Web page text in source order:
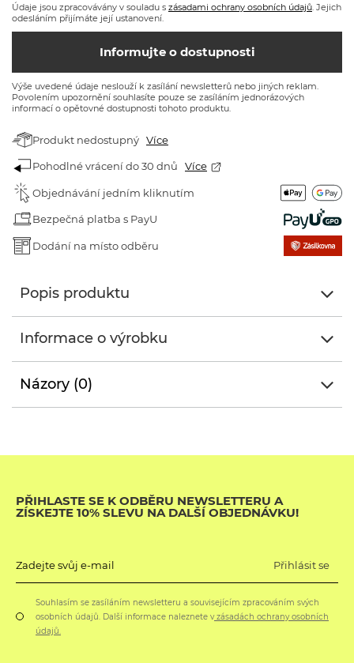
Údaje jsou zpracovávány v souladu s zásadami ochrany osobních údajů. Jejich
odesláním přijímáte její ustanovení.
Informujte o dostupnosti
Výše uvedené údaje neslouží k zasílání newsletterů nebo jiných reklam.
Povolením upozornění souhlasíte pouze se zasíláním jednorázových
informací o opětovné dostupnosti tohoto produktu.
Produkt nedostupný Více
Pohodlné vrácení do 30 dnů Více
Objednávání jedním kliknutím
Bezpečná platba s PayU
Dodání na místo odběru
Popis produktu
Informace o výrobku
Názory (0)
PŘIHLASTE SE K ODBĚRU NEWSLETTERU A
ZÍSKEJTE 10% SLEVU NA DALŠÍ OBJEDNÁVKU!
Zadejte svůj e-mail Přihlásit se
Souhlasím se zasíláním newsletteru a souvisejícím zpracováním svých
osobních údajů. Další informace naleznete vzásadách ochrany osobních
údajů.